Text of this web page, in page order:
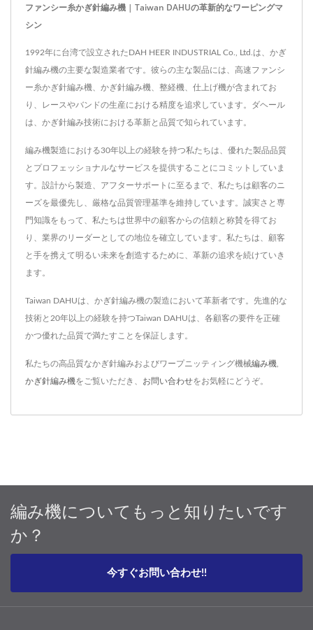
ファンシー糸かぎ針編み機 | Taiwan DAHUの革新的なワーピングマ
シン
1992年に台湾で設立されたDAH HEER INDUSTRIAL Co., Ltd.は、かぎ
針編み機の主要な製造業者です。彼らの主な製品には、高速ファンシ
ー糸かぎ針編み機、かぎ針編み機、整経機、仕上げ機が含まれてお
り、レースやバンドの生産における精度を追求しています。ダヘール
は、かぎ針編み技術における革新と品質で知られています。
編み機製造における30年以上の経験を持つ私たちは、優れた製品品質
とプロフェッショナルなサービスを提供することにコミットしていま
す。設計から製造、アフターサポートに至るまで、私たちは顧客のニ
ーズを最優先し、厳格な品質管理基準を維持しています。誠実さと専
門知識をもって、私たちは世界中の顧客からの信頼と称賛を得てお
り、業界のリーダーとしての地位を確立しています。私たちは、顧客
と手を携えて明るい未来を創造するために、革新の追求を続けていき
ます。
Taiwan DAHUは、かぎ針編み機の製造において革新者です。先進的な
技術と20年以上の経験を持つTaiwan DAHUは、各顧客の要件を正確
かつ優れた品質で満たすことを保証します。
私たちの高品質なかぎ針編みおよびワープニッティング機械編み機
かぎ針編み機をご覧いただき、 お問い合わせをお気軽にどうぞ。
編み機についてもっと知りたいです
か？
今すぐお問い合わせ!!